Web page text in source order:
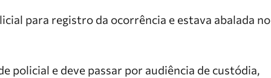
para registro da ocorrência e estava abalada no
policial e deve passar por audiência de custódia,